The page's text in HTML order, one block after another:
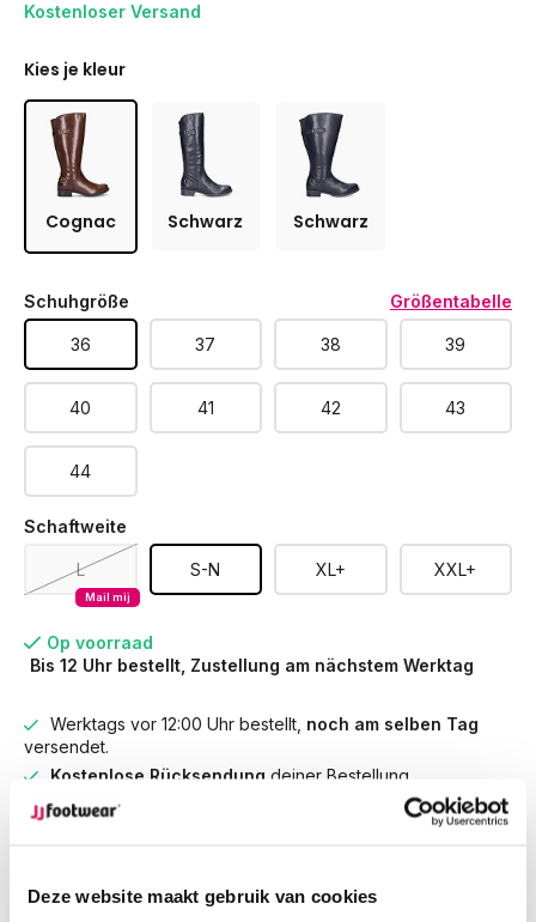
Deze website maakt gebruik van cookies
Kostenloser Versand
Kies je kleur
Cognac Schwarz Schwarz
Schuhgröße Größentabelle
36 37 38 39
40 41 42 43
44
Schaftweite
Mail mij
L S-N XL+ XXL+
Op voorraad
Bis 12 Uhr bestellt, Zustellung am nächstem Werktag
Werktags vor 12:00 Uhr bestellt, noch am selben Tag
versendet.
Kostenlose Rücksendung deiner Bestellung
Kostenloser Versand